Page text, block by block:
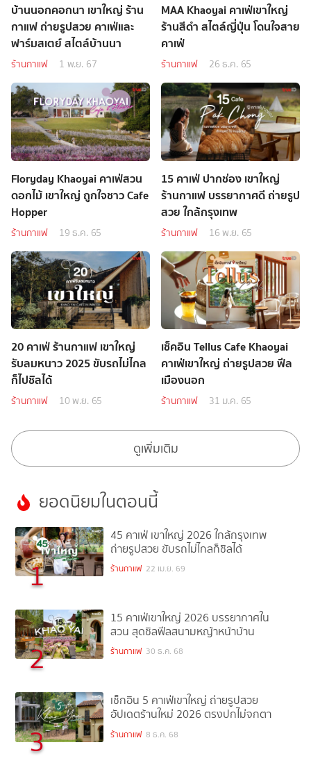
บ้านนอกคอกนา เขาใหญ่ ร้าน
กาแฟ ถ่ายรูปสวย คาเฟ่และ
ฟาร์มสเตย์ สไตล์บ้านนา
ร้านกาแฟ 1 พ.ย. 67
MAA Khaoyai คาเฟ่เขาใหญ่
ร้านสีดำ สไตล์ญี่ปุ่น โดนใจสาย
คาเฟ่
ร้านกาแฟ 26 ธ.ค. 65
Floryday Khaoyai คาเฟ่สวน
ดอกไม้ เขาใหญ่ ถูกใจชาว Cafe
Hopper
ร้านกาแฟ 19 ธ.ค. 65
15 คาเฟ่ ปากช่อง เขาใหญ่
ร้านกาแฟ บรรยากาศดี ถ่ายรูป
สวย ใกล้กรุงเทพ
ร้านกาแฟ 16 พ.ย. 65
20 คาเฟ่ ร้านกาแฟ เขาใหญ่
รับลมหนาว 2025 ขับรถไม่ไกล
ก็ไปชิลได้
ร้านกาแฟ 10 พ.ย. 65
เช็คอิน Tellus Cafe Khaoyai
คาเฟ่เขาใหญ่ ถ่ายรูปสวย ฟีล
เมืองนอก
ร้านกาแฟ 31 ม.ค. 65
ดูเพิ่มเติม
ยอดนิยมในตอนนี้
1
45 คาเฟ่ เขาใหญ่ 2026 ใกล้กรุงเทพ
ถ่ายรูปสวย ขับรถไม่ไกลก็ชิลได้
ร้านกาแฟ 22 เม.ย. 69
2
15 คาเฟ่เขาใหญ่ 2026 บรรยากาศใน
สวน สุดชิลฟีลสนามหญ้าหน้าบ้าน
ร้านกาแฟ 30 ธ.ค. 68
3
เช็กอิน 5 คาเฟ่เขาใหญ่ ถ่ายรูปสวย
อัปเดตร้านใหม่ 2026 ตรงปกไม่จกตา
ร้านกาแฟ 8 ธ.ค. 68